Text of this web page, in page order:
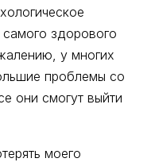
здорового
у многих
проблемы со
они смогут выйти
моего